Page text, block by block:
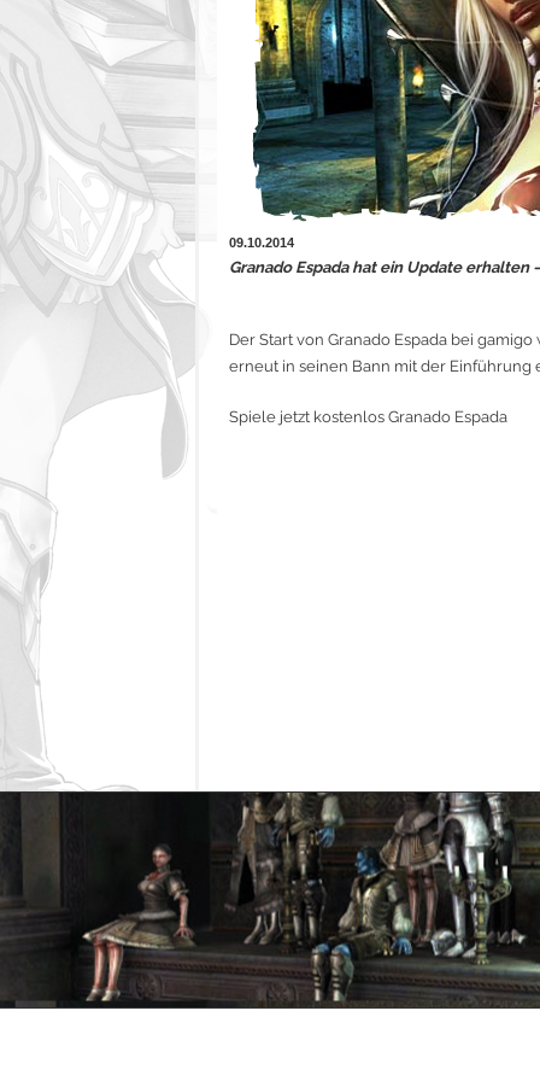
09.10.2014
Granado Espada hat ein Update erhalten
Der Start von Granado Espada bei
erneut in seinen Bann mit der Einführung
Spiele jetzt kostenlos Granado Espada